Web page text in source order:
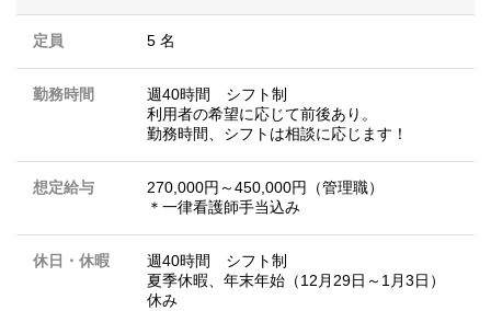
定員 5 名
勤務時間
週40時間 シフト制
利用者の希望に応じて前後あり。
勤務時間、シフトは相談に応じます！
想定給与
270,000円～450,000円（管理職）
＊一律看護師手当込み
休日・休暇
週40時間 シフト制
夏季休暇、年末年始（12月29日～1月3日）
休み